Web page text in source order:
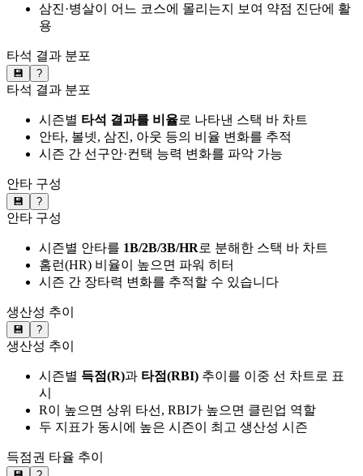
삼진·병살이 어느 코스에 몰리는지 보여 약점 진단에 활
용
타석 결과 분포
💾 ?
타석 결과 분포
시즌별 타석 결과를 비율로 나타낸 스택 바 차트
안타, 볼넷, 삼진, 아웃 등의 비율 변화를 추적
시즌 간 선구안·컨택 능력 변화를 파악 가능
안타 구성
💾 ?
안타 구성
시즌별 안타를 1B/2B/3B/HR로 분해한 스택 바 차트
홈런(HR) 비율이 높으면 파워 히터
시즌 간 장타력 변화를 추적할 수 있습니다
생산성 추이
💾 ?
생산성 추이
시즌별 득점(R)과 타점(RBI) 추이를 이중 선 차트로 표
시
R이 높으면 상위 타선, RBI가 높으면 클린업 역할
두 지표가 동시에 높은 시즌이 최고 생산성 시즌
득점권 타율 추이